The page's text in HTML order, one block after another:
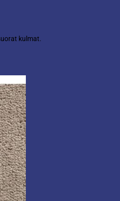
kulmat.